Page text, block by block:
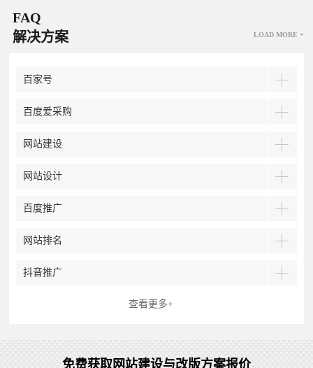
FAQ
解决方案
LOAD MORE +
百家号
百度爱采购
网站建设
网站设计
百度推广
网站排名
抖音推广
查看更多+
免费获取网站建设与改版方案报价